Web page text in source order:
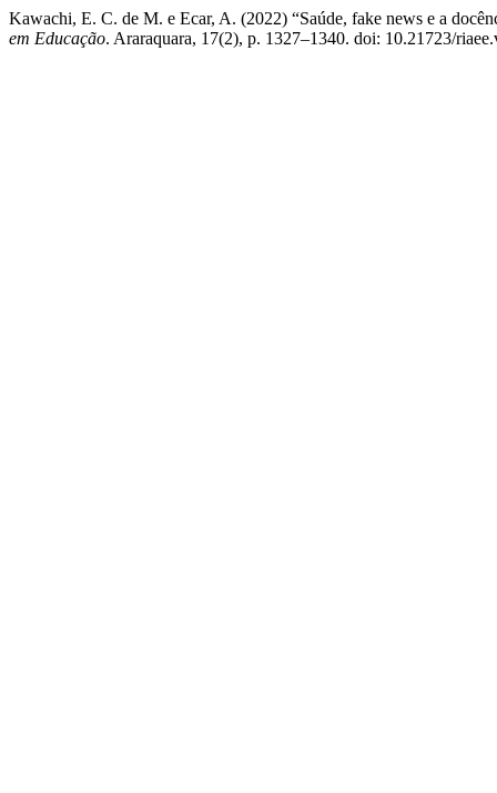
Kawachi, E. C. de M. e Ecar, A. (2022) “Saúde, fake news e a
em Educação. Araraquara, 17(2), p. 1327–1340. doi: 10.21723/